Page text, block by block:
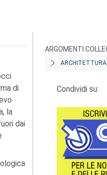
di
la
dai
ARGOMENTI
Condividi su: